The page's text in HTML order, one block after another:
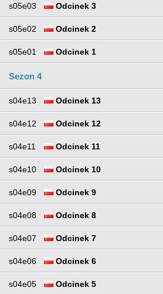
s05e03 Odcinek 3
s05e02 Odcinek 2
s05e01 Odcinek 1
Sezon 4
s04e13 Odcinek 13
s04e12 Odcinek 12
s04e11 Odcinek 11
s04e10 Odcinek 10
s04e09 Odcinek 9
s04e08 Odcinek 8
s04e07 Odcinek 7
s04e06 Odcinek 6
s04e05 Odcinek 5